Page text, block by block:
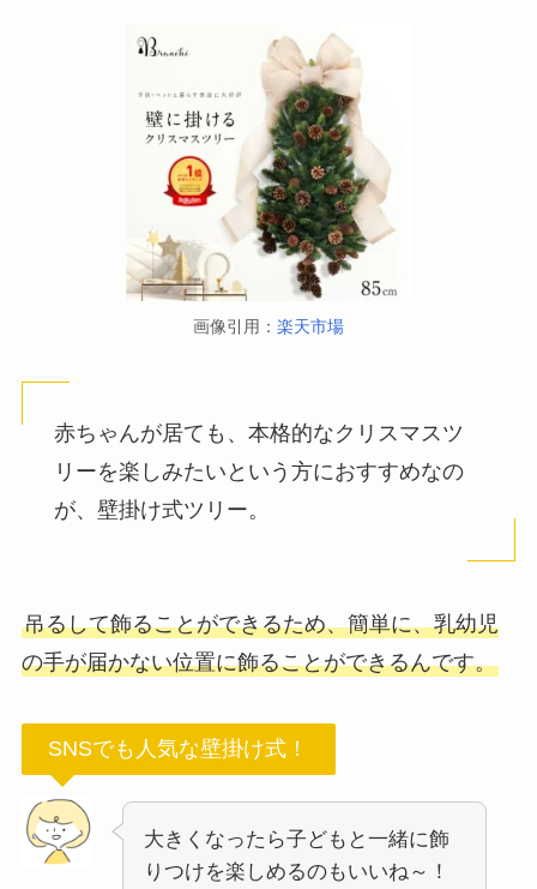
画像引用： 楽天市場
赤ちゃんが居ても、本格的なクリスマスツ
リーを楽しみたいという方におすすめなの
が、壁掛け式ツリー。
吊るして飾ることができるため、簡単に、乳幼児
の手が届かない位置に飾ることができるんです。
SNSでも人気な壁掛け式！
大きくなったら子どもと一緒に飾
りつけを楽しめるのもいいね～！